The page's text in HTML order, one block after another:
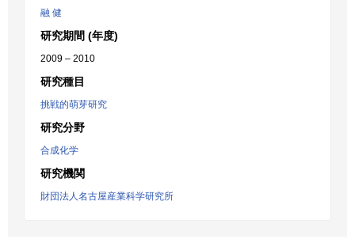
融 健
研究期間 (年度)
2009 – 2010
研究種目
挑戦的萌芽研究
研究分野
合成化学
研究機関
財団法人名古屋産業科学研究所